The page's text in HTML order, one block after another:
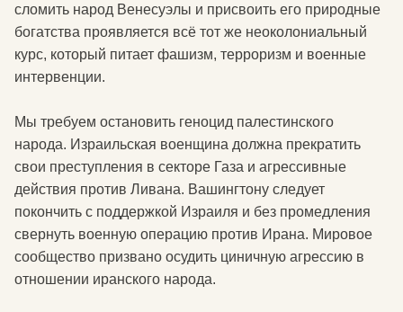
сломить народ Венесуэлы и присвоить его природные
богатства проявляется всё тот же неоколониальный
курс, который питает фашизм, терроризм и военные
интервенции.
Мы требуем остановить геноцид палестинского
народа. Израильская военщина должна прекратить
свои преступления в секторе Газа и агрессивные
действия против Ливана. Вашингтону следует
покончить с поддержкой Израиля и без промедления
свернуть военную операцию против Ирана. Мировое
сообщество призвано осудить циничную агрессию в
отношении иранского народа.